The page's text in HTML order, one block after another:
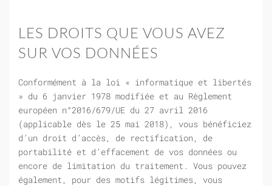
LES DROITS QUE VOUS AVEZ
SUR VOS DONNÉES
Conformément à la loi « informatique et libertés
» du 6 janvier 1978 modifiée et au Règlement
européen n°2016/679/UE du 27 avril 2016
(applicable dès le 25 mai 2018), vous bénéficiez
d’un droit d’accès, de rectification, de
portabilité et d’effacement de vos données ou
encore de limitation du traitement. Vous pouvez
également, pour des motifs légitimes, vous